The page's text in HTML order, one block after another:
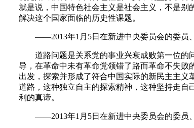
就是说，中国特色社会主义是社会主义，不是
解决这个国家面临的历史性课题。
——2013年1月5日在新进中央委员会的委员、
道路问题是关系党的事业兴衰成败第一位的
导，在革命中未有革命党领错了路而革命不失败
出发，探索并形成了符合中国实际的新民主主
道路，这种独立自主的探索精神，这种坚持走
利的真谛。
——2013年1月5日在新进中央委员会的委员、